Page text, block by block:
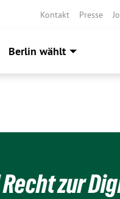
Kontakt Presse
Berlin wählt
zur